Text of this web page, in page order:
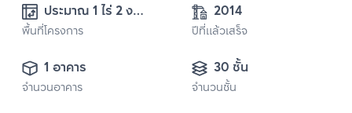
ประมาณ 1 ไร่ 2 งาน
84 ตารางวา
พื้นที่โครงการ
2014
ปีที่แล้วเสร็จ
1 อาคาร
จำนวนอาคาร
30 ชั้น
จำนวนชั้น